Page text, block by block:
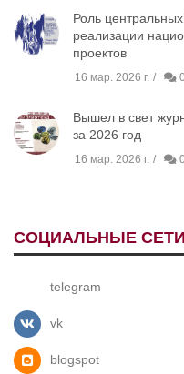
Роль
реализации
проектов
16 мар. 2026 г. 0
Вышел в свет
за 2026 год
16 мар. 2026 г. 0
СОЦИАЛЬНЫЕ СЕТИ
telegram
vk
blogspot